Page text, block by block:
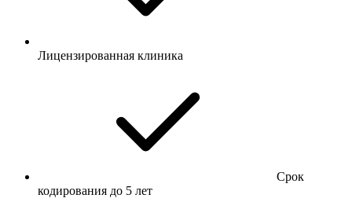
Лицензированная клиника
Срок
кодирования до 5 лет